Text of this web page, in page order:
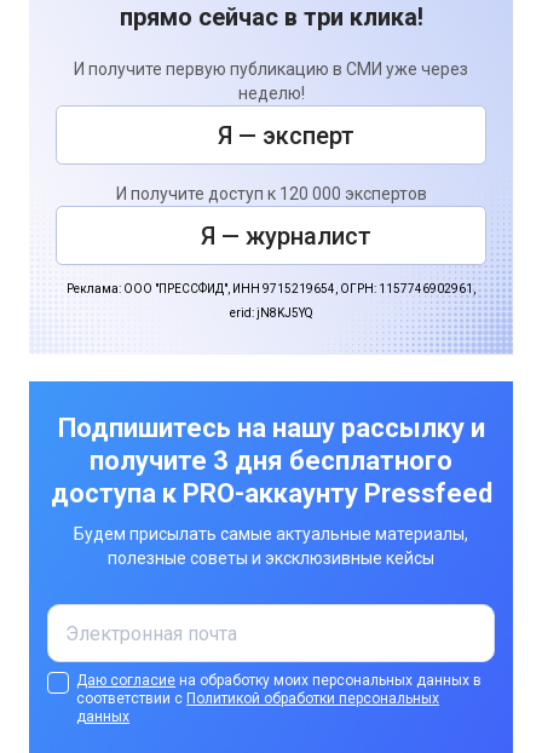
прямо сейчас в три клика!
И получите первую публикацию в СМИ уже через
неделю!
Я — эксперт
И получите доступ к 120 000 экспертов
Я — журналист
Реклама: ООО "ПРЕССФИД", ИНН 9715219654, ОГРН: 1157746902961,
erid: jN8KJ5YQ
Подпишитесь на нашу рассылку и
получите 3 дня бесплатного
доступа к PRO-аккаунту Pressfeed
Будем присылать самые актуальные материалы,
полезные советы и эксклюзивные кейсы
Даю согласие на обработку моих персональных данных в
соответствии с Политикой обработки персональных
данных